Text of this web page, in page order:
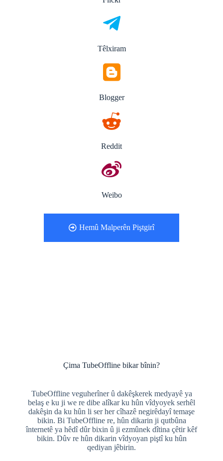
Têlxiram
Blogger
Reddit
Weibo
Hemû Malperên Piştgirî
Çima TubeOffline bikar bînin?
TubeOffline veguherîner û dakêşkerek medyayê ya
belaş e ku ji we re dibe alîkar ku hûn vîdyoyek serhêl
dakêşin da ku hûn li ser her cîhazê negirêdayî temaşe
bikin. Bi TubeOffline re, hûn dikarin ji qutbûna
înternetê ya hêdî dûr bixin û ji ezmûnek dîtina çêtir kêf
bikin. Dûv re hûn dikarin vîdyoyan piştî ku hûn
qediyan jêbirin.